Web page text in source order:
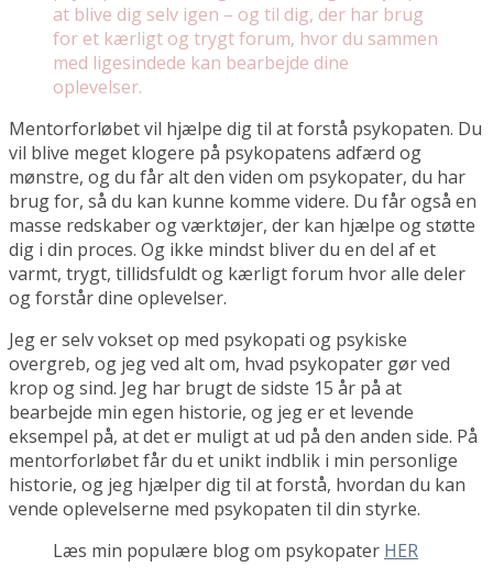
at blive dig selv igen – og til dig, der har brug
for et kærligt og trygt forum, hvor du sammen
med ligesindede kan bearbejde dine
oplevelser.
Mentorforløbet vil hjælpe dig til at forstå psykopaten. Du
vil blive meget klogere på psykopatens adfærd og
mønstre, og du får alt den viden om psykopater, du har
brug for, så du kan kunne komme videre. Du får også en
masse redskaber og værktøjer, der kan hjælpe og støtte
dig i din proces. Og ikke mindst bliver du en del af et
varmt, trygt, tillidsfuldt og kærligt forum hvor alle deler
og forstår dine oplevelser.
Jeg er selv vokset op med psykopati og psykiske
overgreb, og jeg ved alt om, hvad psykopater gør ved
krop og sind. Jeg har brugt de sidste 15 år på at
bearbejde min egen historie, og jeg er et levende
eksempel på, at det er muligt at ud på den anden side. På
mentorforløbet får du et unikt indblik i min personlige
historie, og jeg hjælper dig til at forstå, hvordan du kan
vende oplevelserne med psykopaten til din styrke.
Læs min populære blog om psykopater HER